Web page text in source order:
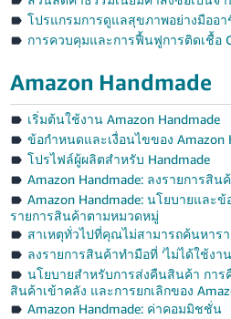
โปรแกรมการดูแลสุขภาพอย่างมืออ
การควบคุมและการฟื้นฟูการติดเชื้อ
Amazon Handmade
เริ่มต้นใช้งาน Amazon Handmade
ข้อกำหนดและเงื่อนไขของ Amazon
โปรไฟล์ผู้ผลิตสำหรับ Handmade
Amazon Handmade: ลงรายการสิ
Amazon Handmade: นโยบายและ
รายการสินค้าตามหมวดหมู่
สาเหตุทั่วไปที่คุณไม่สามารถค้นหาร
ลงรายการสินค้าทำมือที่ ‘ไม่ได้ใช้งาน
นโยบายสำหรับการส่งคืนสินค้า การ
สินค้าเข้าคลัง และการยกเลิกของ
Amazon Handmade: ค่าคอมมิชชั่น